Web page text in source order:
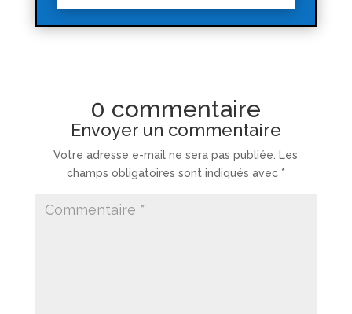
0 commentaire
Envoyer un commentaire
Votre adresse e-mail ne sera pas publiée.
Les
champs obligatoires sont indiqués avec *